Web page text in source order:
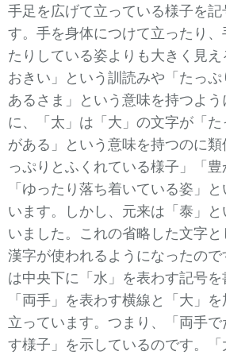
手足を広げて立っている様子を
す。手を身体につけて立ったり
たりしている姿よりも大きく見
おきい」という訓読みや「たっ
あるさま」という意味を持つよ
に、「太」は「大」の文字が「
がある」という意味を持つのに
っぷりとふくれている様子」「豊
「ゆったり落ち着いている姿」
います。しかし、元来は「泰」
いました。これの省略した文字
漢字が使われるようになったの
は中央下に「水」を表わす記号
「両手」を表わす横線と「大」
立っています。つまり、「両手
す様子」を示しているのです。